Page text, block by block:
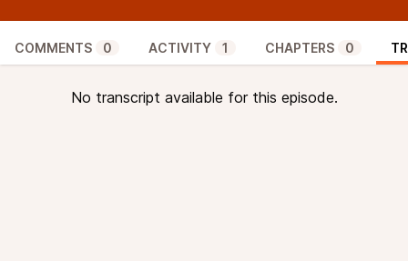
COMMENTS 0 ACTIVITY 1 CHAPTERS 0
No transcript available for this episode.